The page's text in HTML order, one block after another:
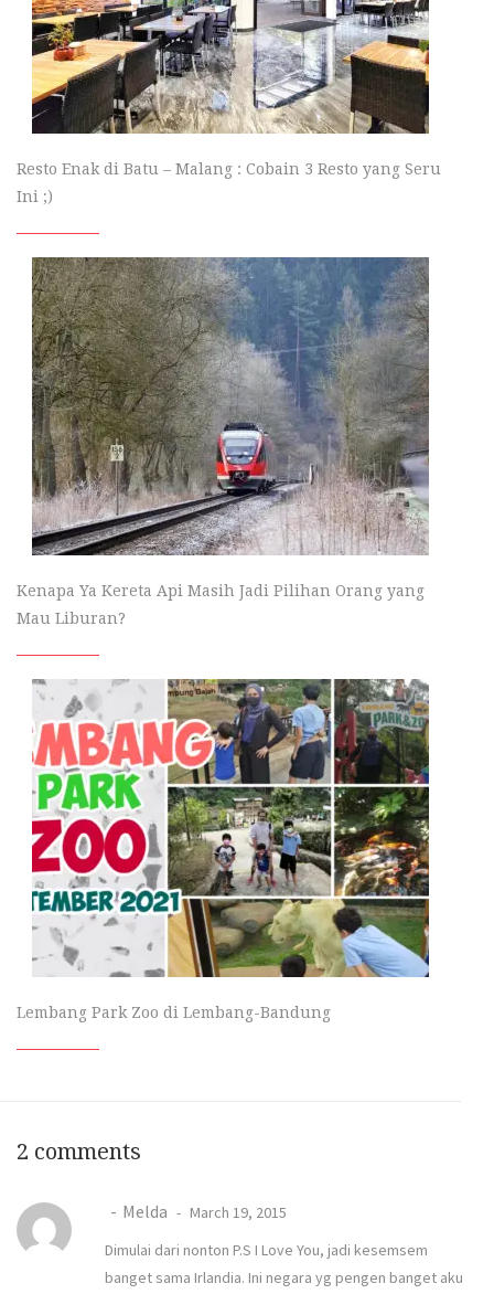
Resto Enak di Batu – Malang : Cobain 3 Resto yang Seru
Ini ;)
Kenapa Ya Kereta Api Masih Jadi Pilihan Orang yang
Mau Liburan?
Lembang Park Zoo di Lembang-Bandung
2 comments
Melda
March 19, 2015
Dimulai dari nonton P.S I Love You, jadi kesemsem
banget sama Irlandia. Ini negara yg pengen banget aku